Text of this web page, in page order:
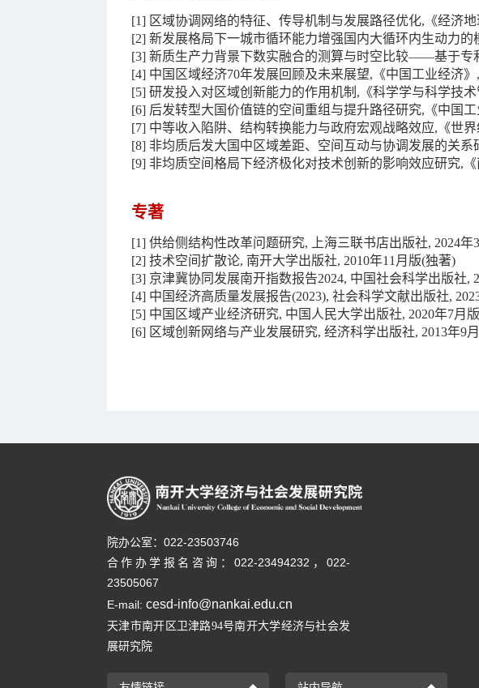
[1] 区域协调网络的特征、传导机制与发展路径优化,《经济地
[2] 新发展格局下一城市循环能力增强国内大循环内生动力的
[3] 新质生产力背景下数实融合的测算与时空比较——基于专
[4] 中国区域经济70年发展回顾及未来展望,《中国工业经济》
[5] 研发投入对区域创新能力的作用机制,《科学学与科学技术
[6] 后发转型大国价值链的空间重组与提升路径研究,《中国工
[7] 中等收入陷阱、结构转换能力与政府宏观战略效应,《世界
[8] 非均质后发大国中区域差距、空间互动与协调发展的关系
[9] 非均质空间格局下经济极化对技术创新的影响效应研究,
专著
[1] 供给侧结构性改革问题研究, 上海三联书店出版社, 2024年
[2] 技术空间扩散论, 南开大学出版社, 2010年11月版(独著)
[3] 京津冀协同发展南开指数报告2024, 中国社会科学出版社,
[4] 中国经济高质量发展报告(2023), 社会科学文献出版社,
[5] 中国区域产业经济研究, 中国人民大学出版社, 2020年7月
[6] 区域创新网络与产业发展研究, 经济科学出版社, 2013年9
院办公室：022-23503746
合作办学报名咨询：022-23494232，022-
23505067
E-mail: cesd-info@nankai.edu.cn
天津市南开区卫津路94号南开大学经济与社会发
展研究院